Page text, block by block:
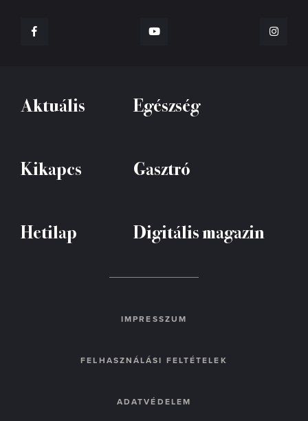
Aktuális Egészség
Kikapcs Gasztró
Hetilap Digitális magazin
IMPRESSZUM
FELHASZNÁLÁSI FELTÉTELEK
ADATVÉDELEM